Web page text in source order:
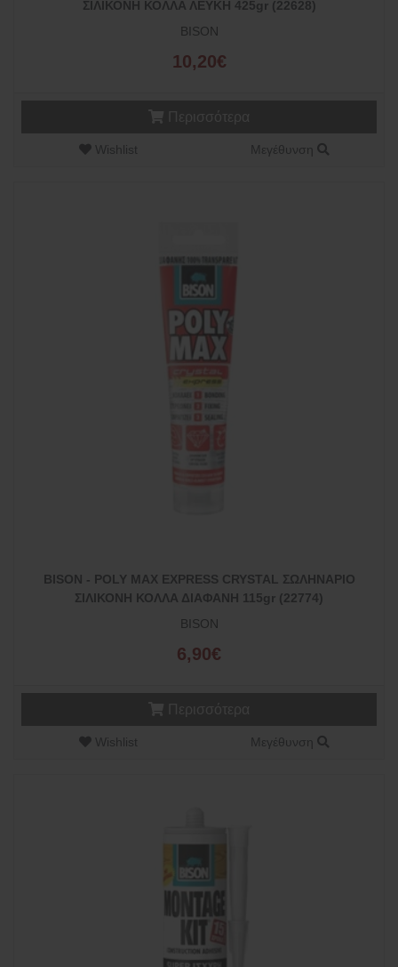
ΣΙΛΙΚΟΝΗ ΚΟΛΛΑ ΛΕΥΚΗ 425gr (22628)
BISON
10,20€
Wishlist Μεγέθυνση
BISON - POLY MAX EXPRESS CRYSTAL ΣΩΛΗΝΑΡΙΟ
ΣΙΛΙΚΟΝΗ ΚΟΛΛΑ ΔΙΑΦΑΝΗ 115gr (22774)
BISON
6,90€
Wishlist Μεγέθυνση